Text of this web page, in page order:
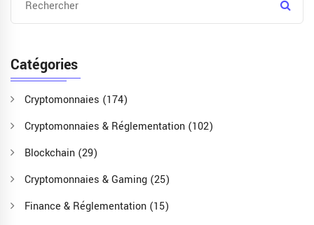
Catégories
Cryptomonnaies (174)
Cryptomonnaies & Réglementation (102)
Blockchain (29)
Cryptomonnaies & Gaming (25)
Finance & Réglementation (15)